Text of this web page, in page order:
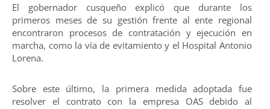
El gobernador cusqueño explicó que durante los
primeros meses de su gestión frente al ente regional
encontraron procesos de contratación y ejecución en
marcha, como la vía de evitamiento y el Hospital Antonio
Lorena.
Sobre este último, la primera medida adoptada fue
resolver el contrato con la empresa OAS debido al